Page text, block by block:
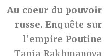
Au coeur du pouvoir
russe. Enquête sur
l'empire Poutine
Tania Rakhmanova